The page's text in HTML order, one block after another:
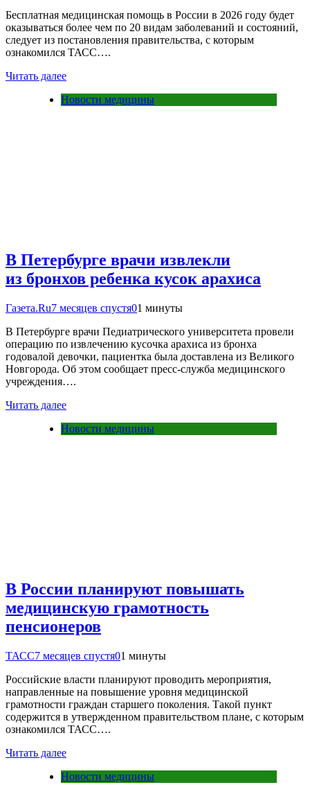
Бесплатная медицинская помощь в России в 2026 году будет
оказываться более чем по 20 видам заболеваний и состояний,
следует из постановления правительства, с которым
ознакомился ТАСС….
Читать далее
Новости медицины
В Петербурге врачи извлекли
из бронхов ребенка кусок арахиса
Газета.Ru7 месяцев спустя01 минуты
В Петербурге врачи Педиатрического университета провели
операцию по извлечению кусочка арахиса из бронха
годовалой девочки, пациентка была доставлена из Великого
Новгорода. Об этом сообщает пресс-служба медицинского
учреждения….
Читать далее
Новости медицины
В России планируют повышать
медицинскую грамотность
пенсионеров
ТАСС7 месяцев спустя01 минуты
Российские власти планируют проводить мероприятия,
направленные на повышение уровня медицинской
грамотности граждан старшего поколения. Такой пункт
содержится в утвержденном правительством плане, с которым
ознакомился ТАСС….
Читать далее
Новости медицины